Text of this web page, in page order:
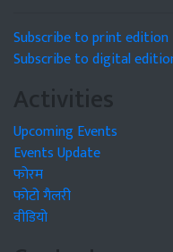
Subscribe to print edition
Subscribe to digital
Activities
Upcoming Events
Events Update
फोरम
फोटो गैलरी
वीडियो